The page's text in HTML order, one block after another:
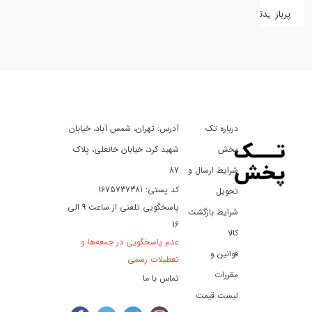
کفش
سفر
تفریح
پربازدیدترین
درباره تک
پخش
شرایط ارسال و
تحویل
شرایط بازگشت
کالا
قوانین و
مقررات
لیست قیمت
آدرس: تهران، شمس آباد، خیابان
شهید کرد، خیابان خانعلی، پلاک
87
کد پستی: 1675737381
پاسخگویی تلفنی از ساعت 9 الی
16
عدم پاسخگویی در جمعه‌ها و
تعطیلات رسمی
تماس با ما